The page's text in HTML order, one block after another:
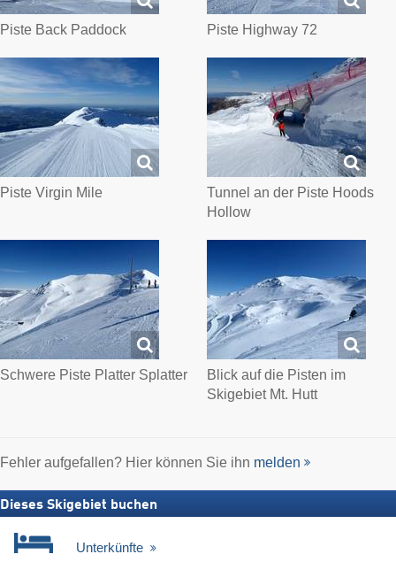
Piste Back Paddock Piste Highway 72
Piste Virgin Mile
Tunnel an der Piste Hoods
Hollow
Schwere Piste Platter Splatter
Blick auf die Pisten im
Skigebiet Mt. Hutt
Fehler aufgefallen? Hier können Sie ihn melden
Dieses Skigebiet buchen
Unterkünfte